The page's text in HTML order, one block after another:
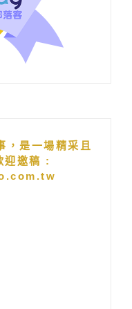
，是一場精采且
迎邀稿 :